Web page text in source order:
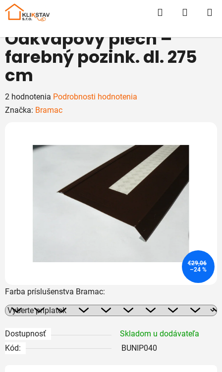
Prejsť
Hľadať
Farba príslušenstva Bramac:
Dostupnosť
Skladom u dodávateľa
Kód:
BUNIP040
Odkvapový plech –
farebný pozink. dl. 275
cm
Priemerné
hodnotenie
2 hodnotenia Podrobnosti hodnotenia
Značka: Bramac
€29,06
–24 %